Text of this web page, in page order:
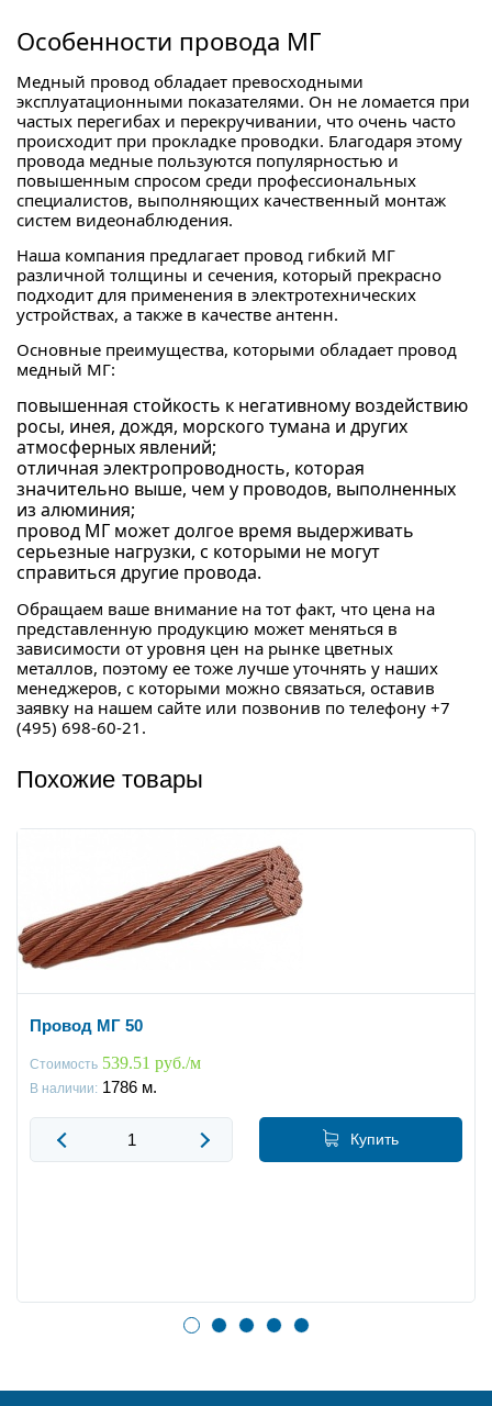
Особенности провода МГ
Медный провод обладает превосходными
эксплуатационными показателями. Он не ломается при
частых перегибах и перекручивании, что очень часто
происходит при прокладке проводки. Благодаря этому
провода медные пользуются популярностью и
повышенным спросом среди профессиональных
специалистов, выполняющих качественный монтаж
систем видеонаблюдения.
Наша компания предлагает провод гибкий МГ
различной толщины и сечения, который прекрасно
подходит для применения в электротехнических
устройствах, а также в качестве антенн.
Основные преимущества, которыми обладает провод
медный МГ:
повышенная стойкость к негативному воздействию
росы, инея, дождя, морского тумана и других
атмосферных явлений;
отличная электропроводность, которая
значительно выше, чем у проводов, выполненных
из алюминия;
провод МГ может долгое время выдерживать
серьезные нагрузки, с которыми не могут
справиться другие провода.
Обращаем ваше внимание на тот факт, что цена на
представленную продукцию может меняться в
зависимости от уровня цен на рынке цветных
металлов, поэтому ее тоже лучше уточнять у наших
менеджеров, с которыми можно связаться, оставив
заявку на нашем сайте или позвонив по телефону +7
(495) 698-60-21.
Похожие товары
Провод МГ 50
Стоимость 539.51 руб./м
В наличии: 1786 м.
Купить